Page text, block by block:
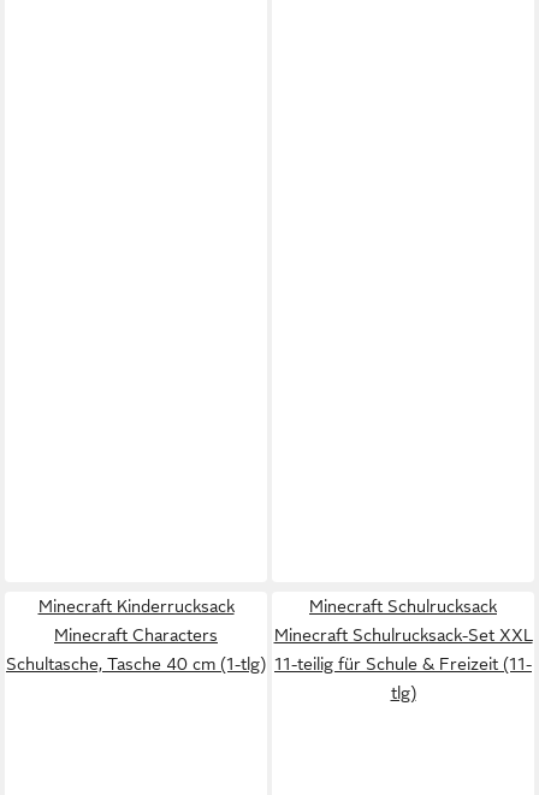
Minecraft Kinderrucksack
Minecraft Characters
Schultasche, Tasche 40 cm (1-tlg)
Minecraft Schulrucksack
Minecraft Schulrucksack-Set XXL
11-teilig für Schule & Freizeit (11-
tlg)